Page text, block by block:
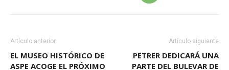
Artículo anterior
EL MUSEO HISTÓRICO DE
ASPE ACOGE EL PRÓXIMO
Artículo siguiente
PETRER DEDICARÁ UNA
PARTE DEL BULEVAR DE